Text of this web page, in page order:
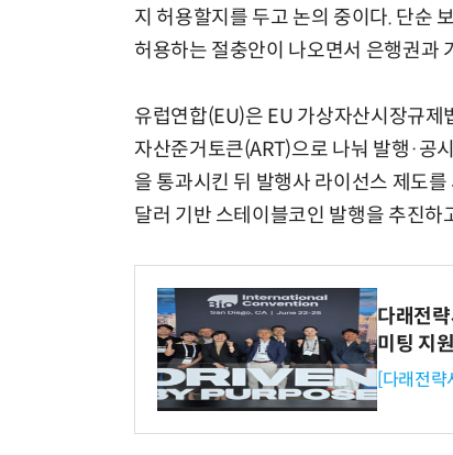
지 허용할지를 두고 논의 중이다. 단순
허용하는 절충안이 나오면서 은행권과
유럽연합(EU)은 EU 가상자산시장규
자산준거토큰(ART)으로 나눠 발행·공
을 통과시킨 뒤 발행사 라이선스 제도
달러 기반 스테이블코인 발행을 추진하
다래전
미팅 지
[다래전략